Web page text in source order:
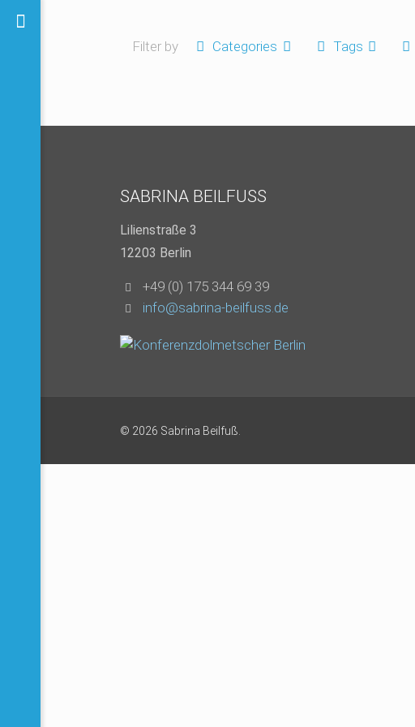
Filter by Categories Tags
SABRINA BEILFUSS
Lilienstraße 3
12203 Berlin
+49 (0) 175 344 69 39
info@sabrina-beilfuss.de
© 2026 Sabrina Beilfuß.